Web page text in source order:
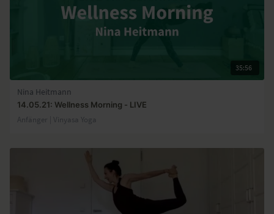
35:56
Nina Heitmann
14.05.21: Wellness Morning - LIVE
Anfänger | Vinyasa Yoga